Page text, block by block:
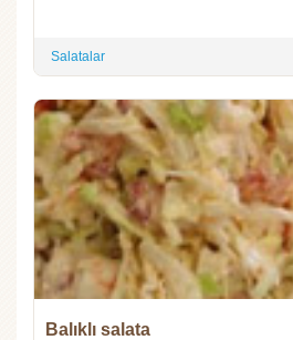
Salatalar
Balıklı salata